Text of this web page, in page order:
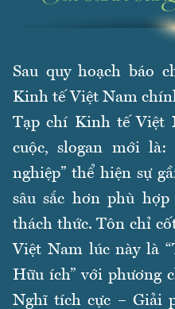
Sau quy hoạch báo
Kinh tế Việt Nam
Tạp chí Kinh tế Việt
cuộc, slogan mới là:
nghiệp” thể hiện sự
sâu sắc hơn phù
thách thức. Tôn chỉ
Việt Nam lúc này là
Hữu ích” với phương
Nghĩ tích cực – Giải